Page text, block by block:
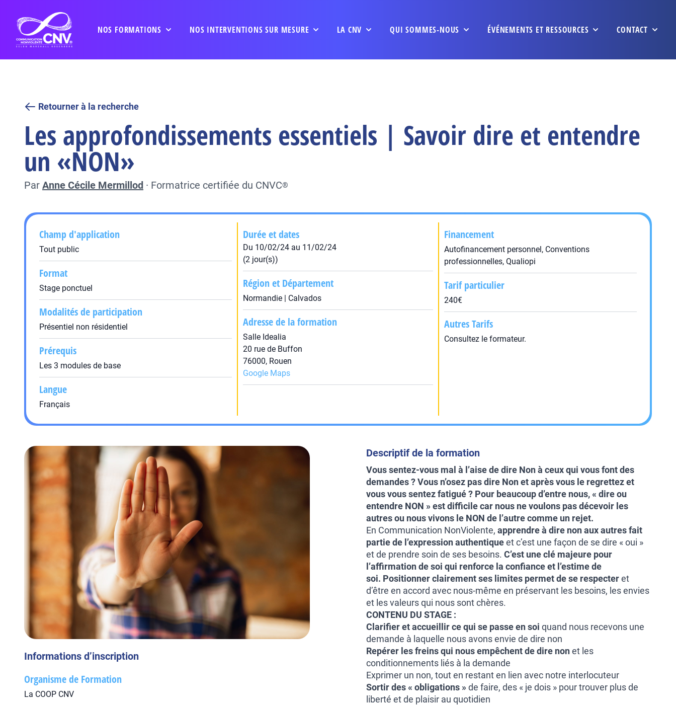
NOS FORMATIONS NOS INTERVENTIONS SUR MESURE LA CNV QUI SOMMES-NOUS ÉVÉNEMENTS ET RESSOURCES CONTACT
Retourner à la recherche
Les approfondissements essentiels | Savoir dire et entendre
un «NON»
Par Anne Cécile Mermillod · Formatrice certifiée du CNVC®
Champ d'application
Tout public
Format
Stage ponctuel
Modalités de participation
Présentiel non résidentiel
Prérequis
Les 3 modules de base
Langue
Français
Durée et dates
Du 10/02/24 au 11/02/24
(2 jour(s))
Région et Département
Normandie | Calvados
Adresse de la formation
Salle Idealia
20 rue de Buffon
76000, Rouen
Google Maps
Financement
Autofinancement personnel, Conventions
professionnelles, Qualiopi
Tarif particulier
240€
Autres Tarifs
Consultez le formateur.
Informations d’inscription
Organisme de Formation
La COOP CNV
Descriptif de la formation
Vous sentez-vous mal à l’aise de dire Non à ceux qui vous font des
demandes ? Vous n’osez pas dire Non et après vous le regrettez et
vous vous sentez fatigué ? Pour beaucoup d’entre nous, « dire ou
entendre NON » est difficile car nous ne voulons pas décevoir les
autres ou nous vivons le NON de l’autre comme un rejet.
En Communication NonViolente, apprendre à dire non aux autres fait
partie de l’expression authentiqueet c’est une façon de se dire « oui »
et de prendre soin de ses besoins. C’est une clé majeure pour
l’affirmation de soi qui renforce la confiance et l’estime de
soi. Positionner clairement ses limites permet de se respecteret
d’être en accord avec nous-même en préservant les besoins, les envies
et les valeurs qui nous sont chères.
CONTENU DU STAGE :
Clarifier et accueillir ce qui se passe en soi quand nous recevons une
demande à laquelle nous avons envie de dire non
Repérer les freins qui nous empêchent de dire nonet les
conditionnements liés à la demande
Exprimer un non, tout en restant en lien avec notre interlocuteur
Sortir des « obligations »de faire, des « je dois » pour trouver plus de
liberté et de plaisir au quotidien